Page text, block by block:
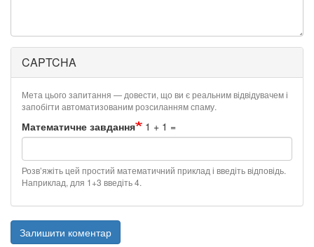
CAPTCHA
Мета цього запитання — довести, що ви є реальним відвідувачем і
запобігти автоматизованим розсиланням спаму.
Математичне завдання 1 + 1 =
Розв’яжіть цей простий математичний приклад і введіть відповідь.
Наприклад, для 1+3 введіть 4.
Залишити коментар